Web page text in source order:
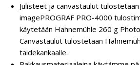
Julisteet ja canvastaulut tulostetaan
imagePROGRAF PRO-4000
käytetään Hahnemühle 260 g
Canvastaulut tulostetaan
taidekankaalle.